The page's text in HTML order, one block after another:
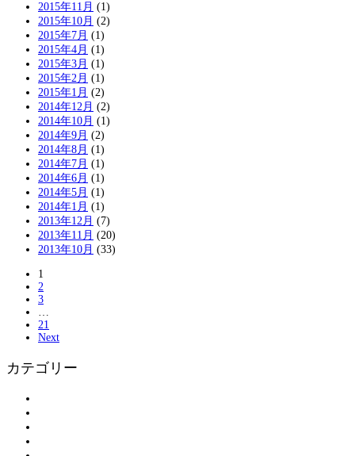
2015年11月 (1)
2015年10月 (2)
2015年7月 (1)
2015年4月 (1)
2015年3月 (1)
2015年2月 (1)
2015年1月 (2)
2014年12月 (2)
2014年10月 (1)
2014年9月 (2)
2014年8月 (1)
2014年7月 (1)
2014年6月 (1)
2014年5月 (1)
2014年1月 (1)
2013年12月 (7)
2013年11月 (20)
2013年10月 (33)
1
2
3
…
21
Next
カテゴリー